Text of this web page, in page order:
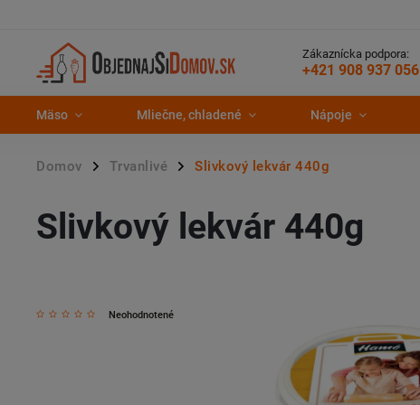
Zákaznícka podpora:
+421 908 937 056
Mäso Mliečne, chladené Nápoje
Domov / Trvanlivé / Slivkový lekvár 440g
Slivkový lekvár 440g
Neohodnotené